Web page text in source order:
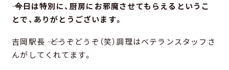
―― 今日は特別に、厨房にお邪魔させてもらえるというこ
とで、ありがとうございます。
吉岡駅長 ―― どうぞどうぞ（笑）調理はベテランスタッフさ
んがしてくれてます。